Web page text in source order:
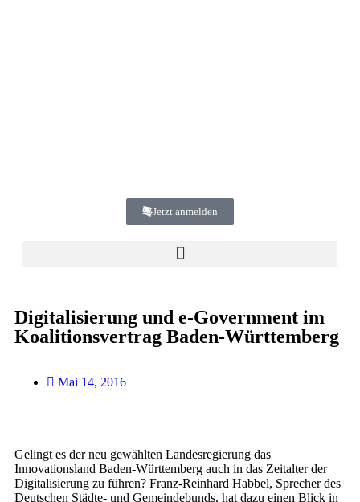
Jetzt anmelden
Digitalisierung und e-Government im
Koalitionsvertrag Baden-Württemberg
Mai 14, 2016
Gelingt es der neu gewählten Landesregierung das
Innovationsland Baden-Württemberg auch in das Zeitalter der
Digitalisierung zu führen? Franz-Reinhard Habbel, Sprecher des
Deutschen Städte- und Gemeindebunds, hat dazu einen Blick in